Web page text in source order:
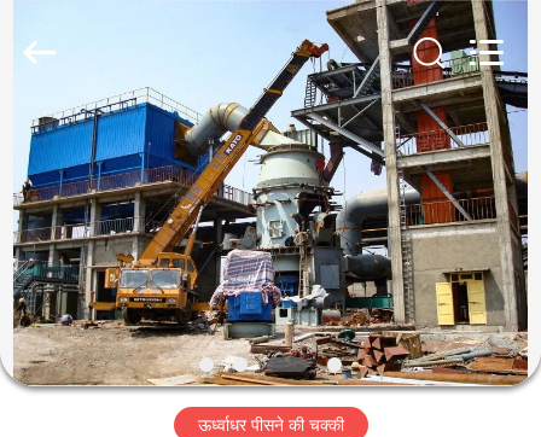
घर
उत्पादों
वीडियो
वीआर
शो
Rights
ECER
ऊर्ध्वाधर पीसने की चक्की